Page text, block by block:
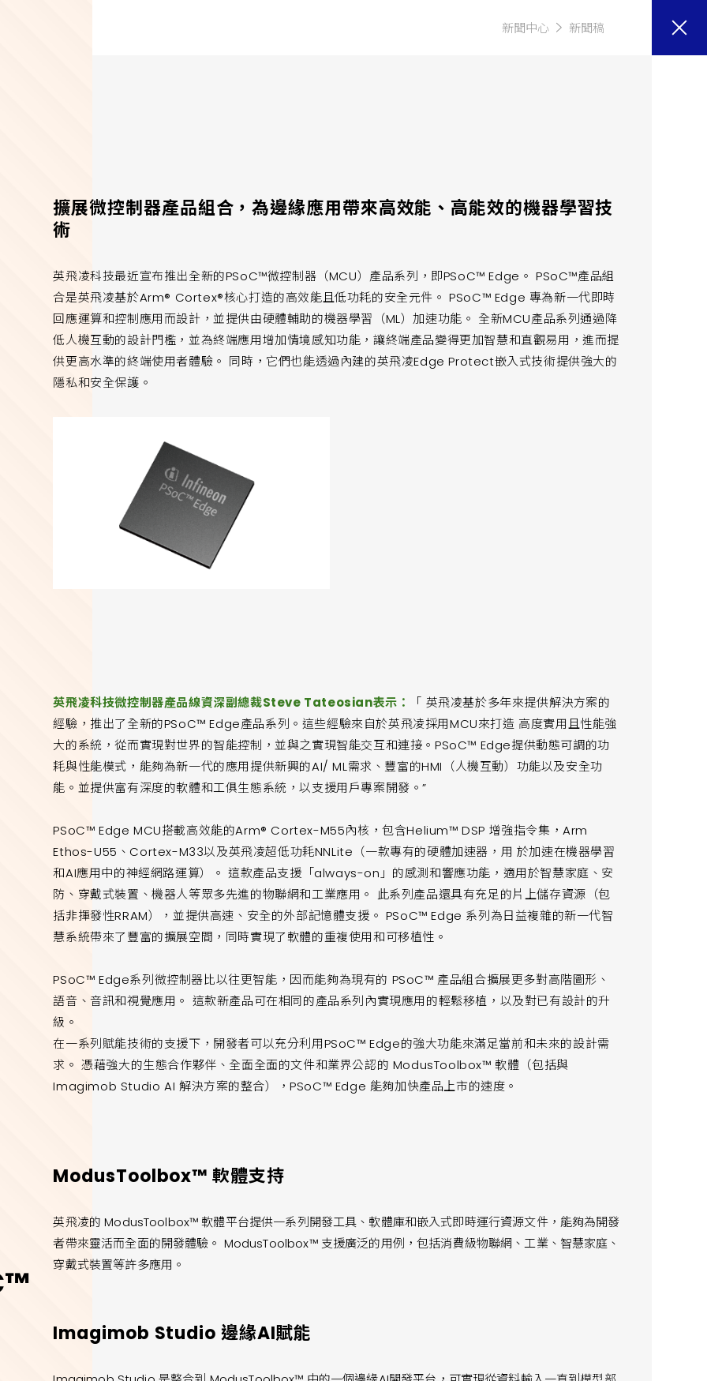
新聞中心 新聞稿
擴展微控制器產品組合，為邊緣應用帶來高效能、高能效的機器學習技
術
英飛凌科技最近宣布推出全新的PSoC™微控制器（MCU）產品系列，即PSoC™ Edge。 PSoC™產品組
合是英飛凌基於Arm® Cortex®核心打造的高效能且低功耗的安全元件。 PSoC™ Edge 專為新一代即時
回應運算和控制應用而設計，並提供由硬體輔助的機器學習（ML）加速功能。 全新MCU產品系列通過降
低人機互動的設計門檻，並為終端應用增加情境感知功能，讓終端產品變得更加智慧和直觀易用，進而提
供更高水準的終端使用者體驗。 同時，它們也能透過內建的英飛凌Edge Protect嵌入式技術提供強大的
隱私和安全保護。
英飛凌科技微控制器產品線資深副總裁Steve Tateosian表示：
「 英飛凌基於多年來提供解決方案的
經驗，推出了全新的PSoC™ Edge產品系列。這些經驗來自於英飛凌採用MCU來打造 高度實用且性能強
大的系統，從而實現對世界的智能控制，並與之實現智能交互和連接。PSoC™ Edge提供動態可調的功
耗與性能模式，能夠為新一代的應用提供新興的AI/ ML需求、豐富的HMI（人機互動）功能以及安全功
能。並提供富有深度的軟體和工俱生態系統，以支援用戶專案開發。”
PSoC™ Edge MCU搭載高效能的Arm® Cortex-M55內核，包含Helium™ DSP 增強指令集，Arm
Ethos-U55、Cortex-M33以及英飛凌超低功耗NNLite（一款專有的硬體加速器，用 於加速在機器學習
和AI應用中的神經網路運算）。 這款產品支援「always-on」的感測和響應功能，適用於智慧家庭、安
防、穿戴式裝置、機器人等眾多先進的物聯網和工業應用。 此系列產品還具有充足的片上儲存資源（包
括非揮發性RRAM），並提供高速、安全的外部記憶體支援。 PSoC™ Edge 系列為日益複雜的新一代智
慧系統帶來了豐富的擴展空間，同時實現了軟體的重複使用和可移植性。
PSoC™ Edge系列微控制器比以往更智能，因而能夠為現有的 PSoC™ 產品組合擴展更多對高階圖形、
語音、音訊和視覺應用。 這款新產品可在相同的產品系列內實現應用的輕鬆移植，以及對已有設計的升
級。
在一系列賦能技術的支援下，開發者可以充分利用PSoC™ Edge的強大功能來滿足當前和未來的設計需
求。 憑藉強大的生態合作夥伴、全面全面的文件和業界公認的 ModusToolbox™ 軟體（包括與
Imagimob Studio AI 解決方案的整合），PSoC™ Edge 能夠加快產品上市的速度。
ModusToolbox™ 軟體支持
英飛凌的 ModusToolbox™ 軟體平台提供一系列開發工具、軟體庫和嵌入式即時運行資源文件，能夠為開發
者帶來靈活而全面的開發體驗。 ModusToolbox™ 支援廣泛的用例，包括消費級物聯網、工業、智慧家庭、
穿戴式裝置等許多應用。
Imagimob Studio 邊緣AI賦能